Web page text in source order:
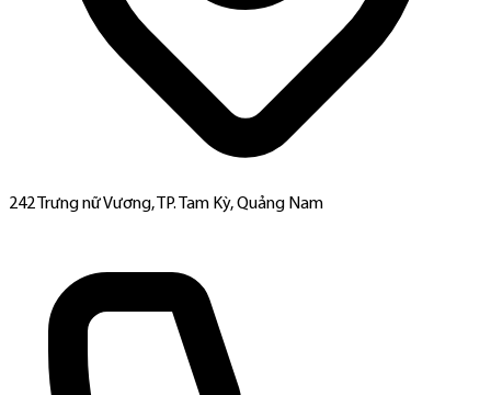
242 Trưng nữ Vương, TP. Tam Kỳ, Quảng Nam